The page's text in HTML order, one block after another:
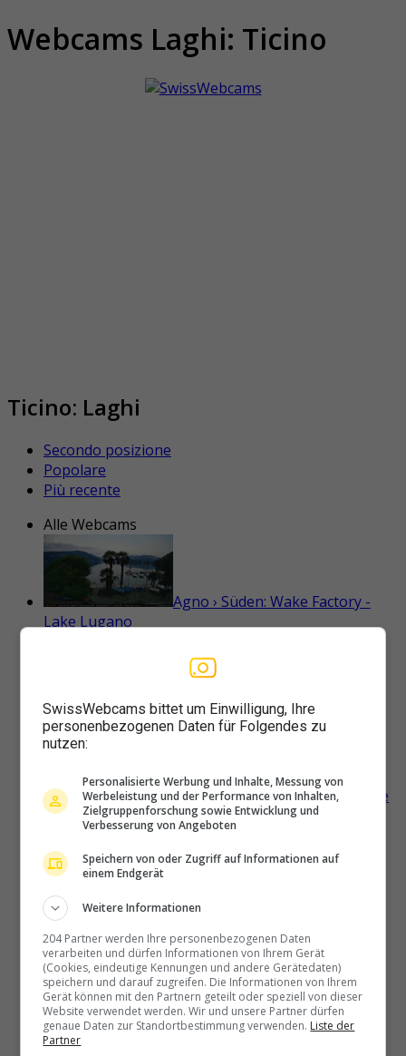
Webcams Laghi: Ticino
Ticino: Laghi
Secondo posizione
Popolare
Più recente
Alle Webcams
Agno › Süden: Wake Factory -
Lake Lugano
Ascona: Lago Maggiore - Hotel
Casa Berno
Ascona › Süden: Porto Patriziale
Ascona - Gambarogno - Langensee
Brissago
SwissWebcams bittet um Einwilligung, Ihre
personenbezogenen Daten für Folgendes zu
nutzen:
Personalisierte Werbung und Inhalte, Messung von
Werbeleistung und der Performance von Inhalten,
Zielgruppenforschung sowie Entwicklung und
Verbesserung von Angeboten
Speichern von oder Zugriff auf Informationen auf
einem Endgerät
Weitere Informationen
204 Partner werden Ihre personenbezogenen Daten
verarbeiten und dürfen Informationen von Ihrem Gerät
(Cookies, eindeutige Kennungen und andere Gerätedaten)
speichern und darauf zugreifen. Die Informationen von Ihrem
Gerät können mit den Partnern geteilt oder speziell von dieser
Website verwendet werden. Wir und unsere Partner dürfen
genaue Daten zur Standortbestimmung verwenden. Liste der
Partner